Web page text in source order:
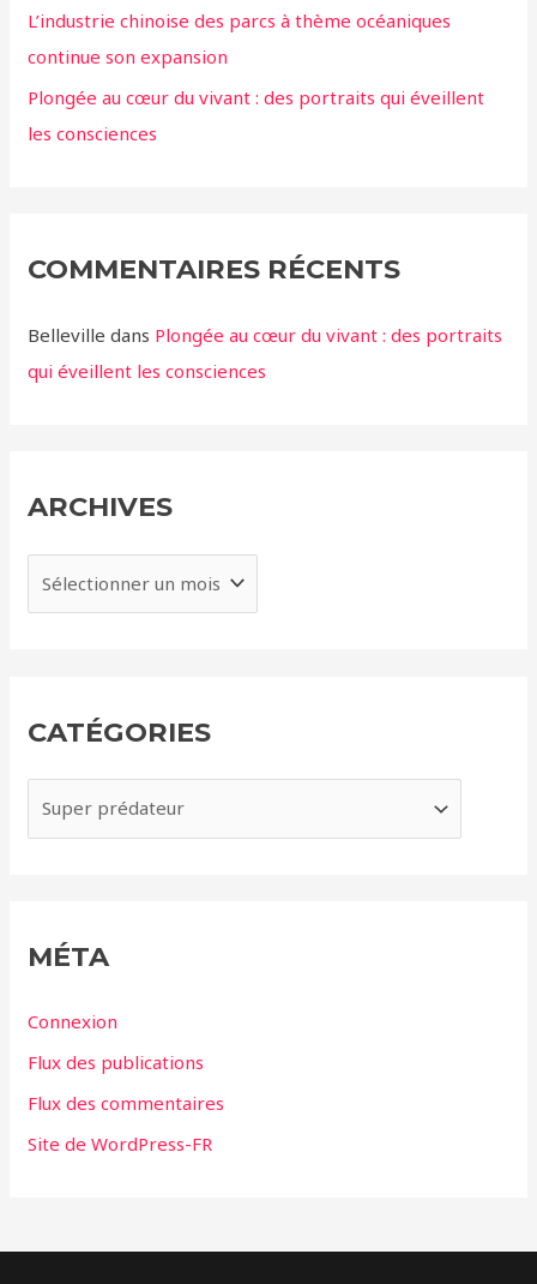
L’industrie chinoise des parcs à thème océaniques
continue son expansion
Plongée au cœur du vivant : des portraits qui éveillent
les consciences
COMMENTAIRES RÉCENTS
Belleville dans Plongée au cœur du vivant : des portraits
qui éveillent les consciences
ARCHIVES
r
e
CATÉGORIES
a
r
MÉTA
Connexion
Flux des publications
Flux des commentaires
Site de WordPress-FR